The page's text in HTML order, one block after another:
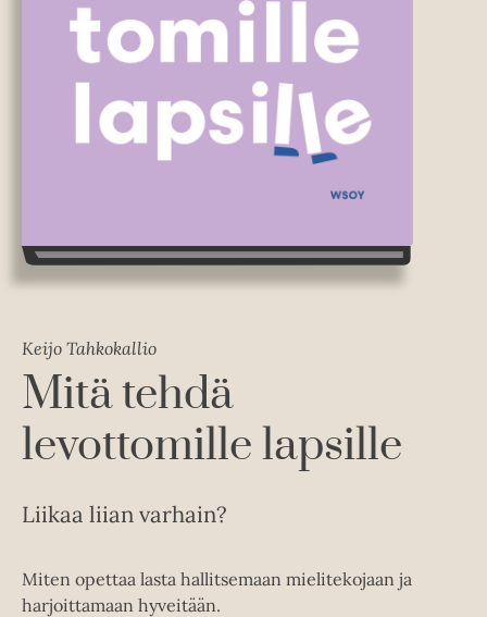
Keijo Tahkokallio
Mitä tehdä
levottomille lapsille
Liikaa liian varhain?
Miten opettaa lasta hallitsemaan mielitekojaan ja
harjoittamaan hyveitään.